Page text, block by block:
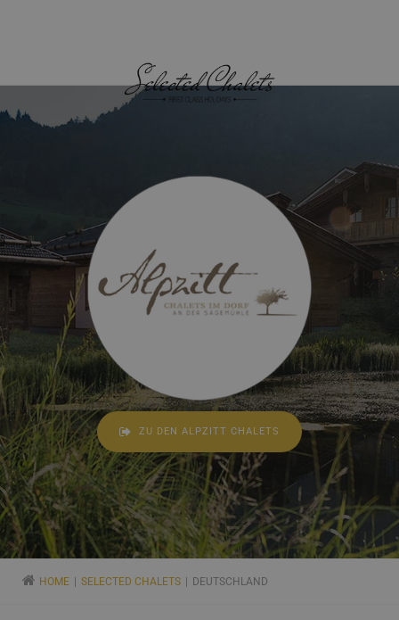
ZU DEN ALPZITT CHALETS
HOME SELECTED CHALETS DEUTSCHLAND